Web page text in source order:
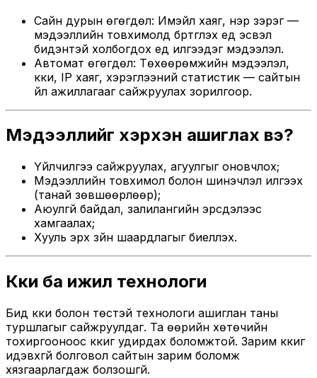
Сайн дурын өгөгдөл: Имэйл хаяг, нэр зэрэг —
мэдээллийн товхимолд бүртгүүлэх үед эсвэл
бидэнтэй холбогдох үед илгээдэг мэдээлэл.
Автомат өгөгдөл: Төхөөрөмжийн мэдээлэл,
күүки, IP хаяг, хэрэглээний статистик — сайтын
үйл ажиллагааг сайжруулах зорилгоор.
Мэдээллийг хэрхэн ашиглах вэ?
Үйлчилгээ сайжруулах, агуулгыг оновчлох;
Мэдээллийн товхимол болон шинэчлэл илгээх
(танай зөвшөөрлөөр);
Аюулгүй байдал, залилангийн эрсдэлээс
хамгаалах;
Хууль эрх зүйн шаардлагыг биелүүлэх.
Күүки ба ижил технологи
Бид күүки болон төстэй технологи ашиглан таны
туршлагыг сайжруулдаг. Та өөрийн хөтөчийн
тохиргооноос күүкиг удирдах боломжтой. Зарим күүкиг
идэвхгүй болговол сайтын зарим боломж
хязгаарлагдаж болзошгүй.